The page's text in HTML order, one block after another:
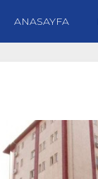
ANASAYFA